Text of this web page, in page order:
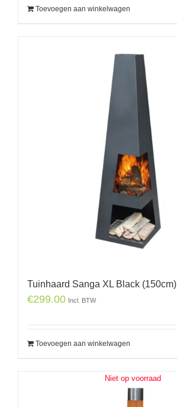
Toevoegen aan winkelwagen
Tuinhaard Sanga XL Black (150cm)
€299.00 Incl. BTW
Toevoegen aan winkelwagen
Niet op voorraad